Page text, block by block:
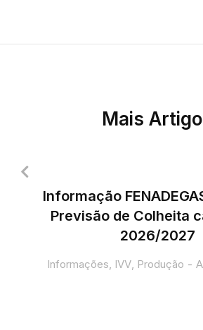
Mais
Informação
Previsão de Colheita
2026/2027
Informações, IVV, Produção